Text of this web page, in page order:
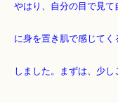
やはり、自分の目で見て
に身を置き肌で感じて
しました。まずは、少し